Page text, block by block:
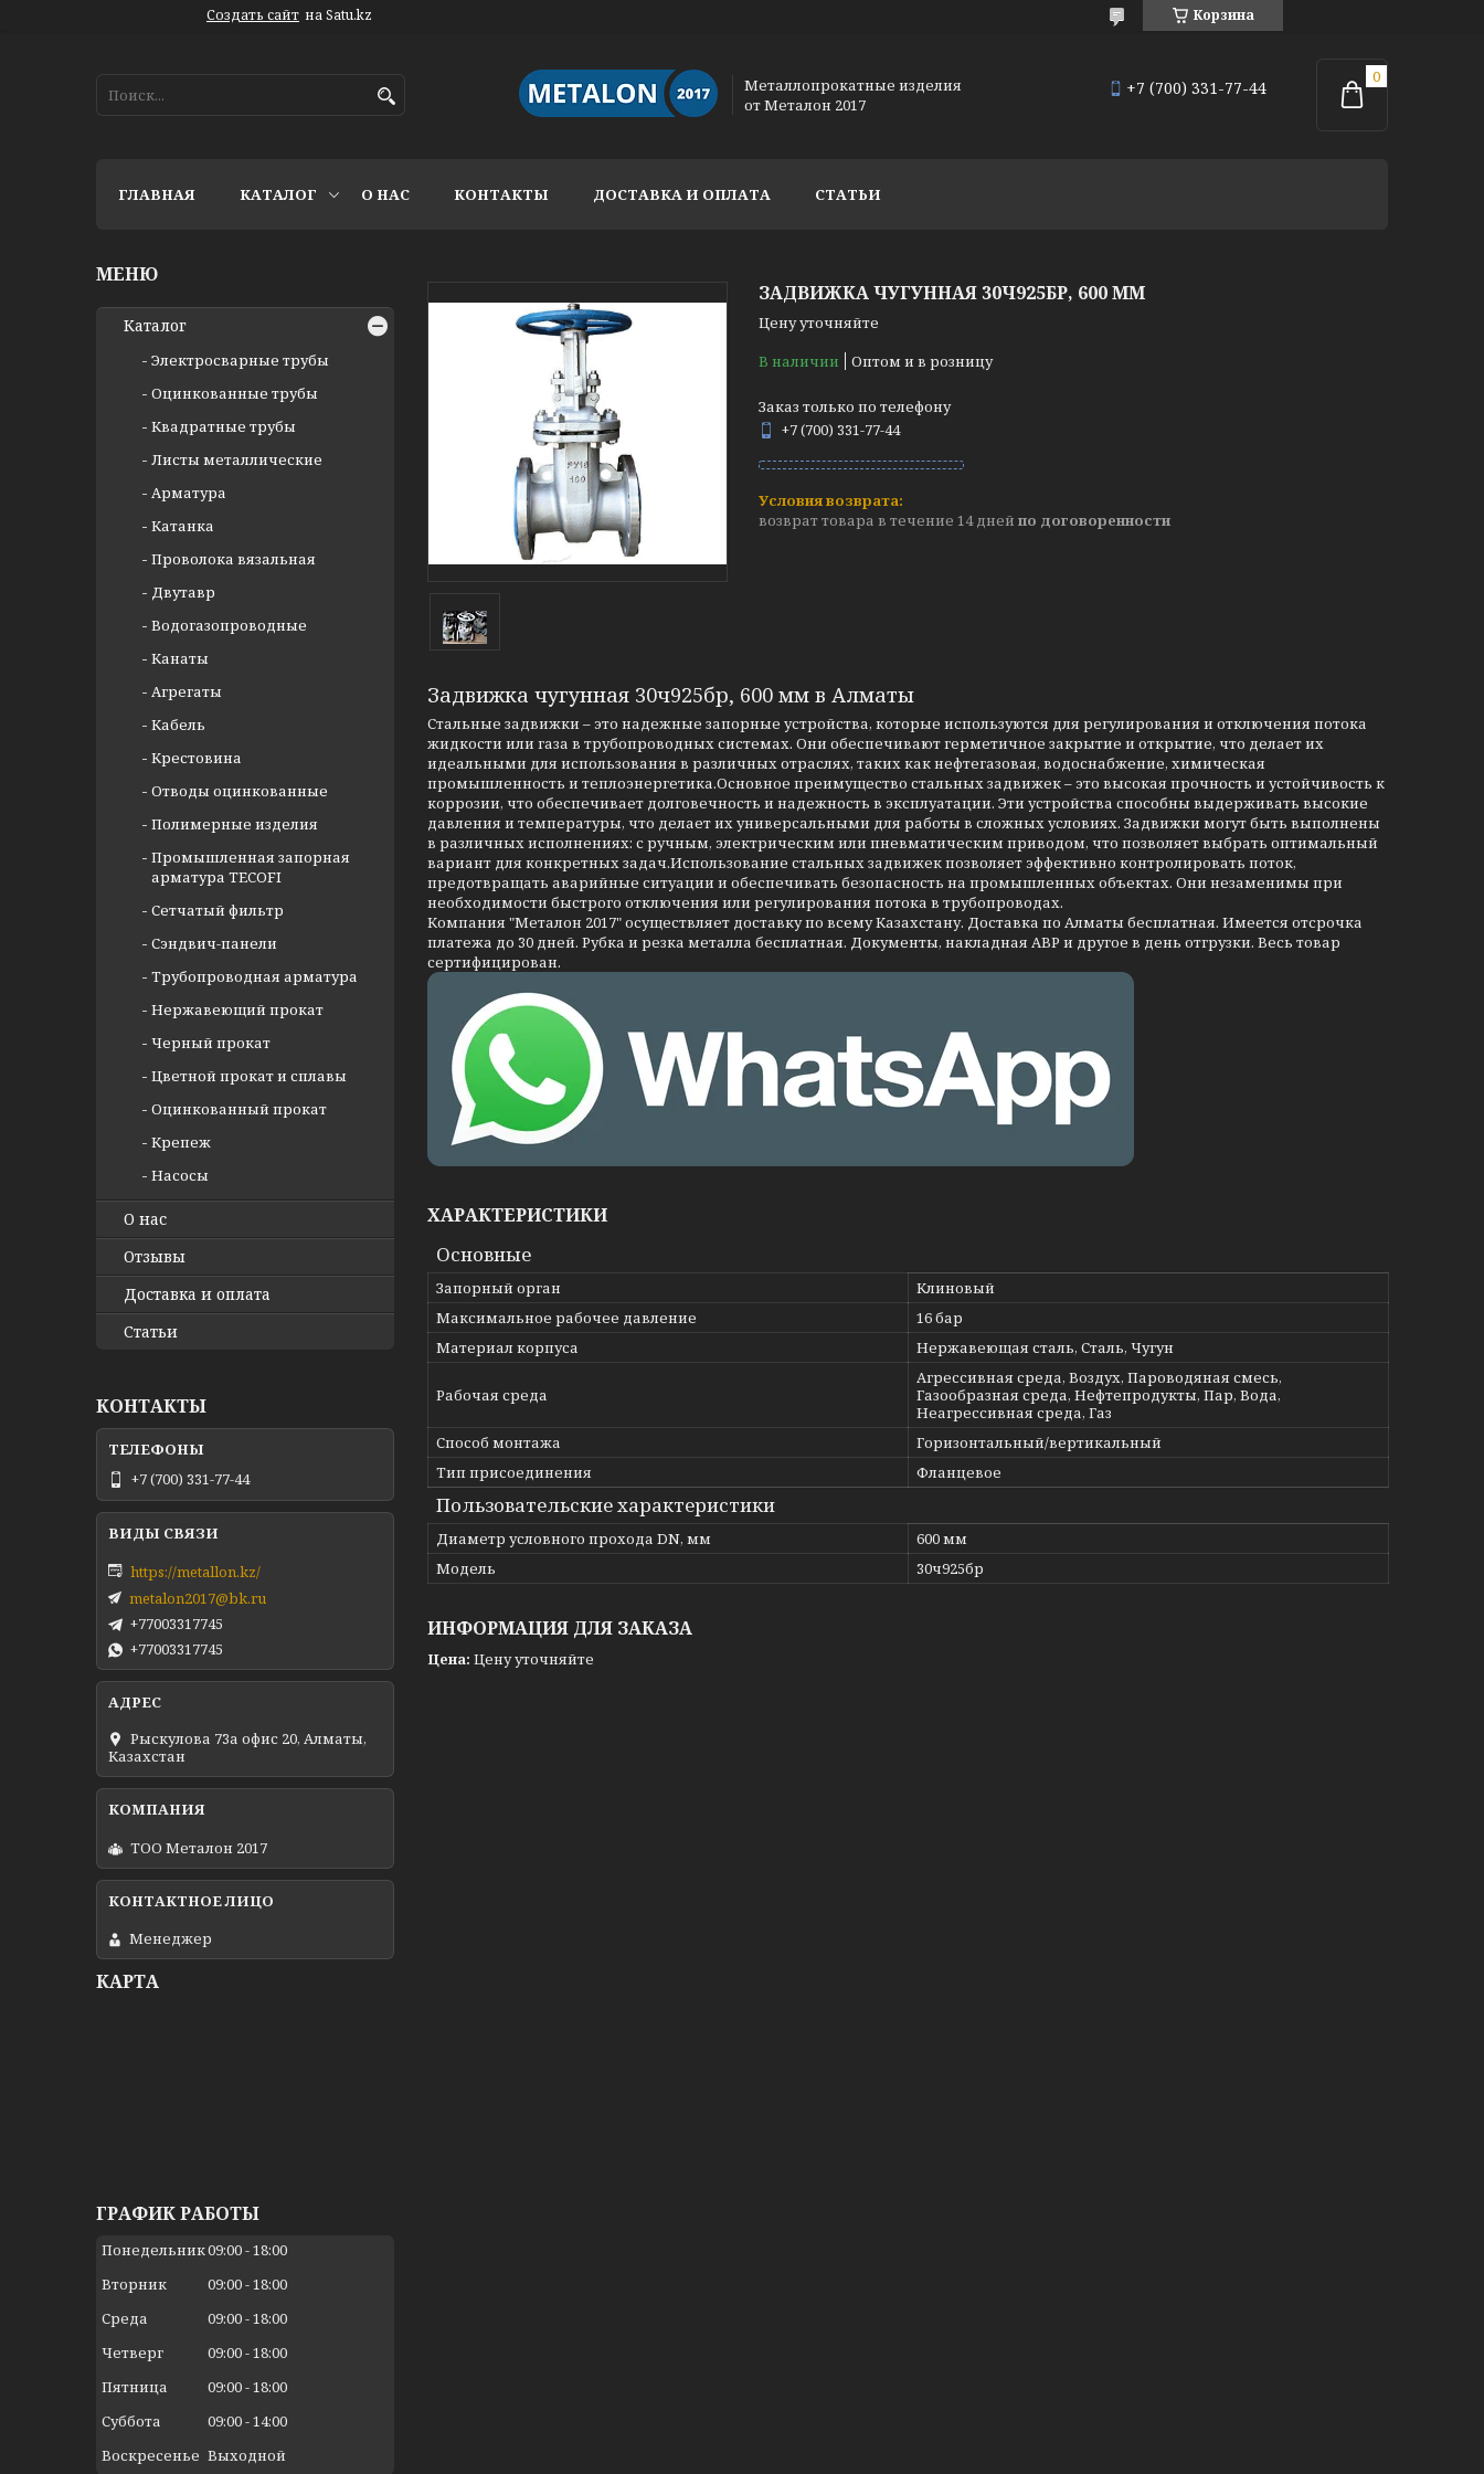
Создать сайт на Satu.kz Корзина
Металлопрокатные изделия
от Металон 2017
+7 (700) 331-77-44
ГЛАВНАЯ КАТАЛОГ О НАС КОНТАКТЫ ДОСТАВКА И ОПЛАТА СТАТЬИ
ЗАДВИЖКА ЧУГУННАЯ 30Ч925БР, 600 ММ
Цену уточняйте
В наличии
Оптом и в розницу
Заказ только по телефону
+7 (700) 331-77-44
возврат товара в течение 14 дней по договоренности
Задвижка чугунная 30ч925бр, 600 мм в Алматы
Стальные задвижки – это надежные запорные устройства, которые используются для регулирования и отключения потока
жидкости или газа в трубопроводных системах. Они обеспечивают герметичное закрытие и открытие, что делает их
идеальными для использования в различных отраслях, таких как нефтегазовая, водоснабжение, химическая
промышленность и теплоэнергетика.Основное преимущество стальных задвижек – это высокая прочность и устойчивость к
коррозии, что обеспечивает долговечность и надежность в эксплуатации. Эти устройства способны выдерживать высокие
давления и температуры, что делает их универсальными для работы в сложных условиях. Задвижки могут быть выполнены
в различных исполнениях: с ручным, электрическим или пневматическим приводом, что позволяет выбрать оптимальный
вариант для конкретных задач.Использование стальных задвижек позволяет эффективно контролировать поток,
предотвращать аварийные ситуации и обеспечивать безопасность на промышленных объектах. Они незаменимы при
необходимости быстрого отключения или регулирования потока в трубопроводах.
Компания "Металон 2017" осуществляет доставку по всему Казахстану. Доставка по Алматы бесплатная. Имеется отсрочка
платежа до 30 дней. Рубка и резка металла бесплатная. Документы, накладная АВР и другое в день отгрузки. Весь товар
сертифицирован.
ХАРАКТЕРИСТИКИ
Основные
Запорный орган
Клиновый
Максимальное рабочее давление
16 бар
Материал корпуса
Нержавеющая сталь, Сталь, Чугун
Рабочая среда
Агрессивная среда, Воздух, Пароводяная смесь,
Газообразная среда, Нефтепродукты, Пар, Вода,
Неагрессивная среда, Газ
Способ монтажа
Горизонтальный/вертикальный
Тип присоединения
Фланцевое
Пользовательские характеристики
Диаметр условного прохода DN, мм
600 мм
Модель
30ч925бр
ИНФОРМАЦИЯ ДЛЯ ЗАКАЗА
Цена: Цену уточняйте
Каталог
Электросварные трубы
Оцинкованные трубы
Квадратные трубы
Листы металлические
Арматура
Катанка
Проволока вязальная
Двутавр
Водогазопроводные
Канаты
Агрегаты
Кабель
Крестовина
Отводы оцинкованные
Полимерные изделия
Промышленная запорная
арматура TECOFI
Сетчатый фильтр
Сэндвич-панели
Трубопроводная арматура
Нержавеющий прокат
Черный прокат
Цветной прокат и сплавы
Оцинкованный прокат
Крепеж
Насосы
О нас
Отзывы
Доставка и оплата
Статьи
КОНТАКТЫ
+7 (700) 331-77-44
https://metallon.kz/
metalon2017@bk.ru
+77003317745
+77003317745
Рыскулова 73а офис 20, Алматы,
Казахстан
ТОО Металон 2017
Менеджер
КАРТА
ГРАФИК РАБОТЫ
Понедельник09:00 18:00
Вторник
09:00 18:00
Среда
09:00 18:00
Четверг
09:00 18:00
Пятница
09:00 18:00
Суббота
09:00 14:00
Воскресенье Выходной